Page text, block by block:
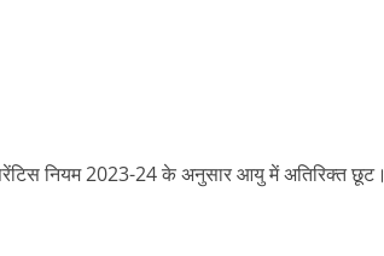
नियम 2023-24 के अनुसार आयु में अतिरिक्त छूट।